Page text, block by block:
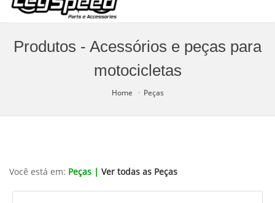
Produtos - Acessórios e peças para
motocicletas
Home Peças
Você está em: Peças | Ver todas as Peças